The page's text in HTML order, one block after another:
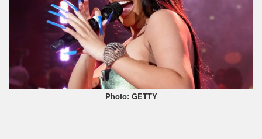
Photo: GETTY